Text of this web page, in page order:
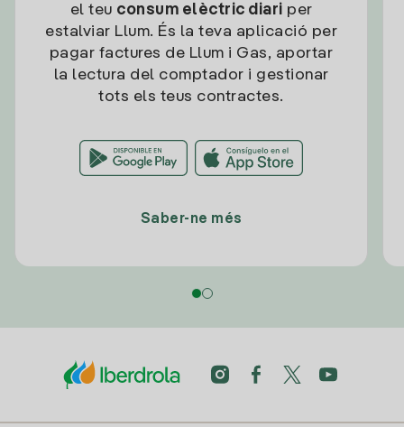
el teu consum elèctric diari per
estalviar Llum. És la teva aplicació per
pagar factures de Llum i Gas, aportar
la lectura del comptador i gestionar
tots els teus contractes.
Saber-ne més